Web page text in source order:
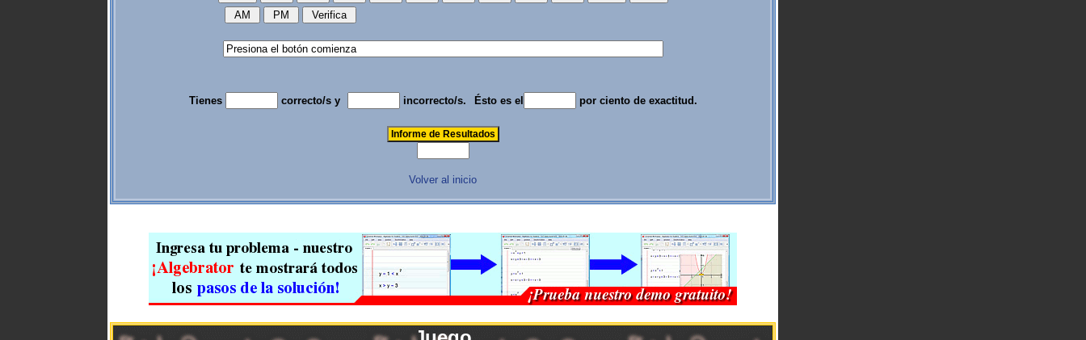
Tienes correcto/s y incorrecto/s. Ésto es el por ciento de exactitud.
Volver al inicio